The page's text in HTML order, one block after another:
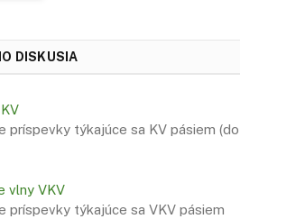
DISKUSIA
príspevky týkajúce sa KV pásiem (do
vlny VKV
príspevky týkajúce sa VKV pásiem